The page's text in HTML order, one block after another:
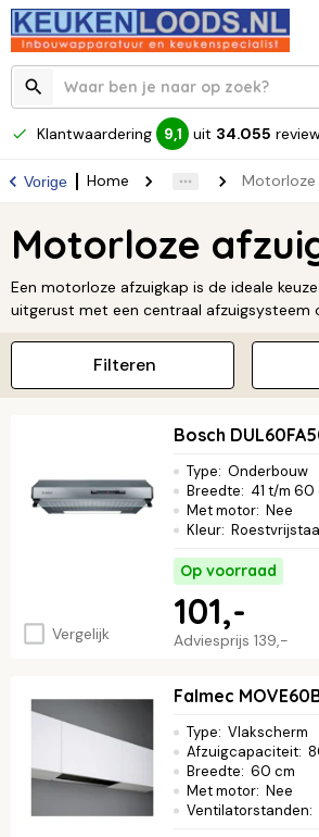
Klantwaardering 9,1 uit 34.055
Vorige Home Motorloze
Motorloze
Een motorloze afzuigkap is de ideale
uitgerust met een centraal afzuigsysteem
tijdens het koken van een opvallend stille
leveren op zuigkracht. Je sluit deze
eenvoudig aan op het bestaande
kookluchtjes efficiënt afvoeren via de
strak inbouwmodel zoekt of een
altijd een motorloze afzuigkap die past bij
ons assortiment en ontdek de rust van
zonder motor.Lees verder ↓
Filteren
Vergelijk
Bosch
Type: Onderbouw
Breedte: 41 t/m 60
Met motor: Nee
Kleur:
Op voorraad
Adviesprijs 139,-
101,-
Falmec
Type: Vlakscherm
Afzuigcapaciteit:
Breedte: 60 cm
Met motor: Nee
Ventilatorstanden: